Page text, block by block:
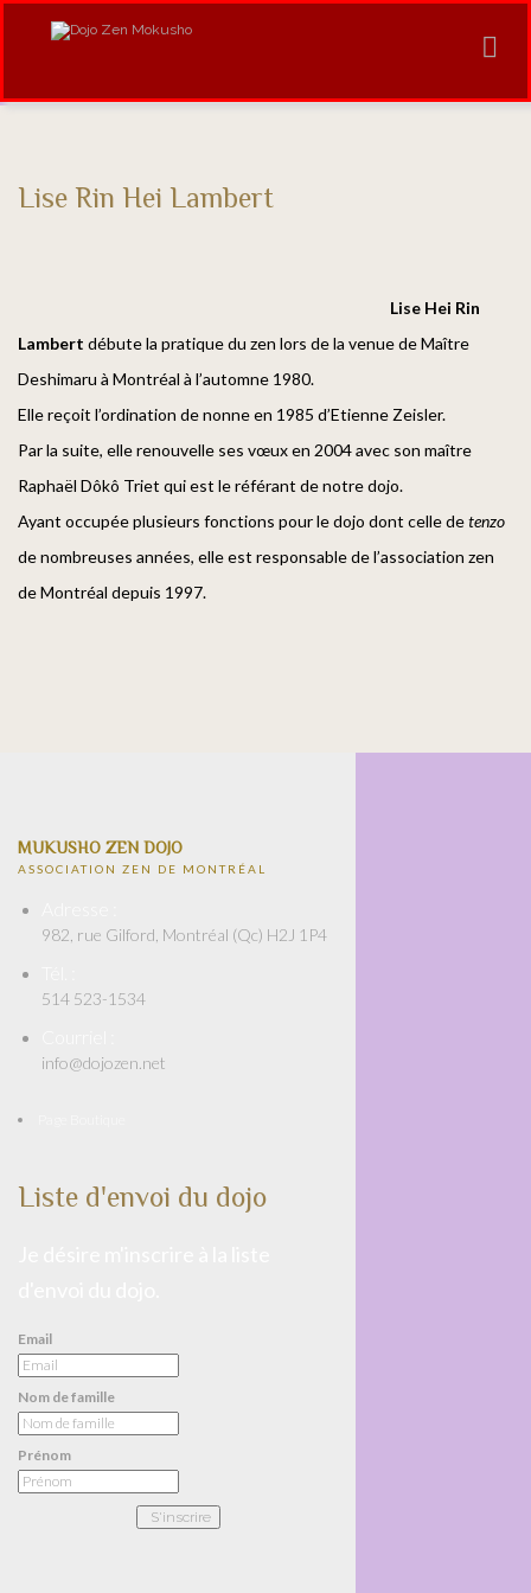
Lise Rin Hei Lambert
Lise Hei Rin
Lambert débute la pratique du zen lors de la venue de Maître
Deshimaru à Montréal à l’automne 1980.
Elle reçoit l’ordination de nonne en 1985 d’Etienne Zeisler.
Par la suite, elle renouvelle ses vœux en 2004 avec son maître
Raphaël Dôkô Triet qui est le référant de notre dojo.
Ayant occupée plusieurs fonctions pour le dojo dont celle detenzo
de nombreuses années, elle est responsable de l’association zen
de Montréal depuis 1997.
MUKUSHO ZEN DOJO
ASSOCIATION ZEN DE MONTRÉAL
982, rue Gilford, Montréal (Qc) H2J 1P4
514 523-1534
info@dojozen.net
Liste d'envoi du dojo
Email
Nom de famille
Prénom
S'inscrire